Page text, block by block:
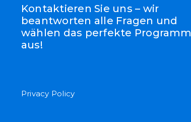
Kontaktieren Sie uns – wir
beantworten alle Fragen und
wählen das perfekte Programm
aus!
Privacy Policy